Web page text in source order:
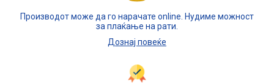
Производот може да го нарачате online. Нудиме можност
за плаќање на рати.
Дознај повеќе